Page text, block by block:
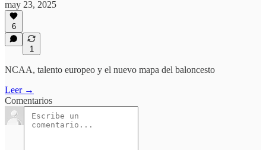
may 23, 2025
6
1
NCAA, talento europeo y el nuevo mapa del baloncesto
Leer →
Comentarios